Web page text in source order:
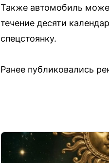
Также автомобиль
течение десяти
спецстоянку.
Ранее публиковались